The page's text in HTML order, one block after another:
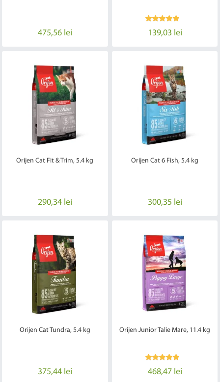
475,56 lei 139,03 lei
Orijen Cat Fit & Trim, 5.4 kg
290,34 lei
Orijen Cat 6 Fish, 5.4 kg
300,35 lei
Orijen Cat Tundra, 5.4 kg
375,44 lei
Orijen Junior Talie Mare, 11.4 kg
468,47 lei